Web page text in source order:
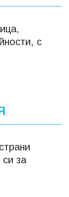
с
си за